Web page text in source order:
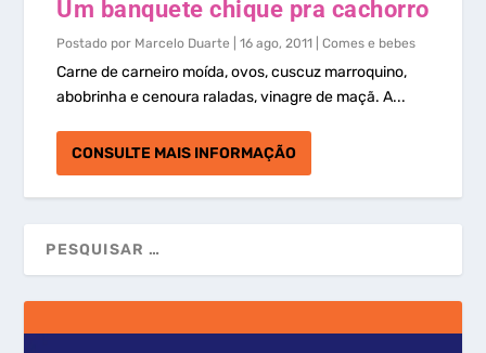
Um banquete chique pra cachorro
Postado por Marcelo Duarte |16 ago, 2011 |Comes e bebes
Carne de carneiro moída, ovos, cuscuz marroquino,
abobrinha e cenoura raladas, vinagre de maçã. A...
CONSULTE MAIS INFORMAÇÃO